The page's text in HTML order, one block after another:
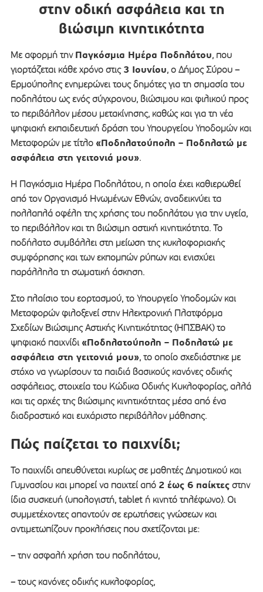
στην οδική ασφάλεια και τη
βιώσιμη κινητικότητα
Με αφορμή την Παγκόσμια Ημέρα Ποδηλάτου, που
γιορτάζεται κάθε χρόνο στις 3 Ιουνίου, ο Δήμος Σύρου –
Ερμούπολης ενημερώνει τους δημότες για τη σημασία του
ποδηλάτου ως ενός σύγχρονου, βιώσιμου και φιλικού προς
το περιβάλλον μέσου μετακίνησης, καθώς και για τη νέα
ψηφιακή εκπαιδευτική δράση του Υπουργείου Υποδομών και
Μεταφορών με τίτλο «Ποδηλατούπολη – Ποδηλατώ με
ασφάλεια στη γειτονιά μου».
Η Παγκόσμια Ημέρα Ποδηλάτου, η οποία έχει καθιερωθεί
από τον Οργανισμό Ηνωμένων Εθνών, αναδεικνύει τα
πολλαπλά οφέλη της χρήσης του ποδηλάτου για την υγεία,
το περιβάλλον και τη βιώσιμη αστική κινητικότητα. Το
ποδήλατο συμβάλλει στη μείωση της κυκλοφοριακής
συμφόρησης και των εκπομπών ρύπων και ενισχύει
παράλληλα τη σωματική άσκηση.
Στο πλαίσιο του εορτασμού, το Υπουργείο Υποδομών και
Μεταφορών φιλοξενεί στην Ηλεκτρονική Πλατφόρμα
Σχεδίων Βιώσιμης Αστικής Κινητικότητας (ΗΠΣΒΑΚ) το
ψηφιακό παιχνίδι «Ποδηλατούπολη – Ποδηλατώ με
ασφάλεια στη γειτονιά μου», το οποίο σχεδιάστηκε με
στόχο να γνωρίσουν τα παιδιά βασικούς κανόνες οδικής
ασφάλειας, στοιχεία του Κώδικα Οδικής Κυκλοφορίας, αλλά
και τις αρχές της βιώσιμης κινητικότητας μέσα από ένα
διαδραστικό και ευχάριστο περιβάλλον μάθησης.
Πώς παίζεται το παιχνίδι;
Το παιχνίδι απευθύνεται κυρίως σε μαθητές Δημοτικού και
Γυμνασίου και μπορεί να παιχτεί από 2 έως 6 παίκτεςστην
ίδια συσκευή (υπολογιστή, tablet ή κινητό τηλέφωνο). Οι
συμμετέχοντες απαντούν σε ερωτήσεις γνώσεων και
αντιμετωπίζουν προκλήσεις που σχετίζονται με:
– την ασφαλή χρήση του ποδηλάτου,
– τους κανόνες οδικής κυκλοφορίας,